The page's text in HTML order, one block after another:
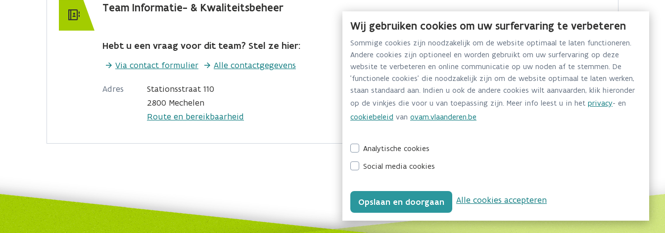
Team Informatie- & Kwaliteitsbeheer
Hebt u een vraag voor dit team? Stel ze hier:
Via contact formulier Alle contactgegevens
Adres
Stationsstraat 110
2800 Mechelen
Route en bereikbaarheid
Wij gebruiken cookies om uw surfervaring te verbeteren
Sommige cookies zijn noodzakelijk om de website optimaal te laten functioneren.
Andere cookies zijn optioneel en worden gebruikt om uw surfervaring op deze
website te verbeteren en online communicatie op uw noden af te stemmen. De
'functionele cookies' die noodzakelijk zijn om de website optimaal te laten werken,
staan standaard aan. Indien u ook de andere cookies wilt aanvaarden, klik hieronder
op de vinkjes die voor u van toepassing zijn. Meer info leest u in het privacy- en
cookiebeleid van ovam.vlaanderen.be
Analytische cookies
Social media cookies
Opslaan en doorgaan Alle cookies accepteren